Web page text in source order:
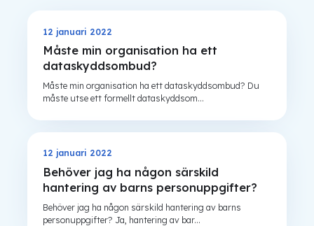
12 januari 2022
Måste min organisation ha ett
dataskyddsombud?
Måste min organisation ha ett dataskyddsombud? Du
måste utse ett formellt dataskyddsom...
12 januari 2022
Behöver jag ha någon särskild
hantering av barns personuppgifter?
Behöver jag ha någon särskild hantering av barns
personuppgifter? Ja, hantering av bar...